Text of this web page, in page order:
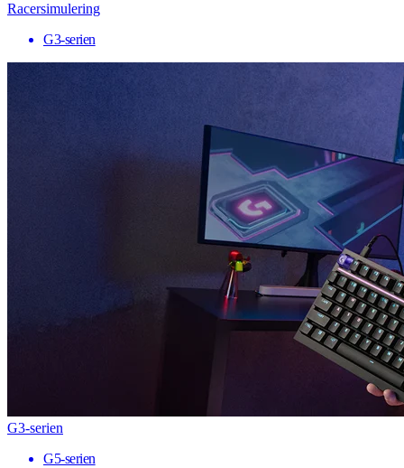
Racersimulering
G3-serien
G3-serien
G5-serien